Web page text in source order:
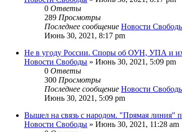
0 Ответы
289 Просмотры
Последнее сообщение Новости
Июнь 30, 2021, 8:17 pm
Не в угоду России. Споры об ОУН, УПА и их
Новости Свободы » Июнь 30, 2021, 5:09 pm
0 Ответы
300 Просмотры
Последнее сообщение Новости
Июнь 30, 2021, 5:09 pm
Вышел на связь с народом. "Прямая линия"
Новости Свободы » Июнь 30, 2021, 11:28 am